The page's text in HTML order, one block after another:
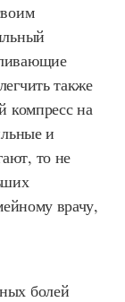
также
компресс на
и
то не
врачу,
болей